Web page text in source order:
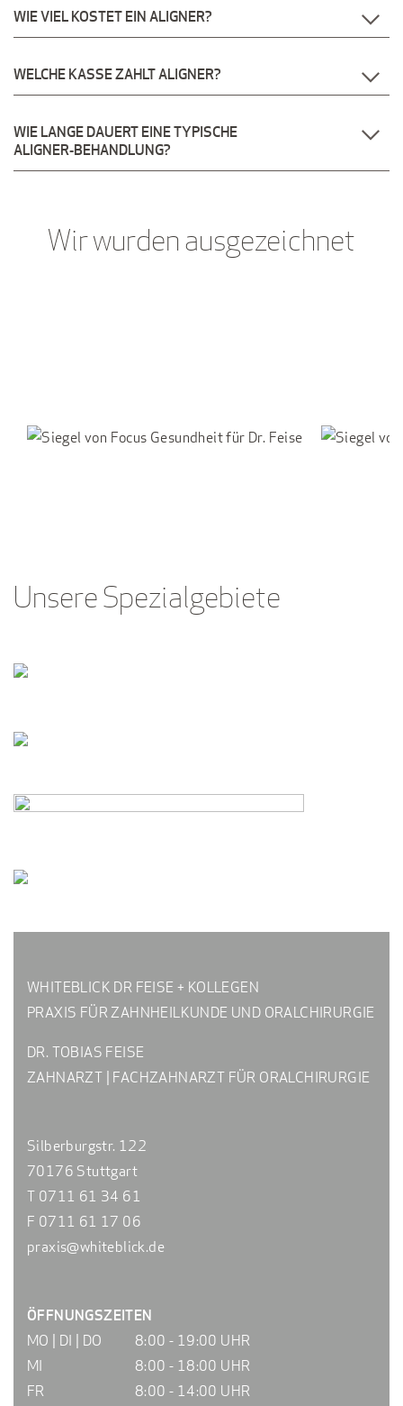
WIE VIEL KOSTET EIN ALIGNER?
WELCHE KASSE ZAHLT ALIGNER?
WIE LANGE DAUERT EINE TYPISCHE
ALIGNER‑BEHANDLUNG?
Wir wurden ausgezeichnet
Unsere Spezialgebiete
WHITEBLICK DR FEISE + KOLLEGEN
PRAXIS FÜR ZAHNHEILKUNDE UND ORALCHIRURGIE
DR. TOBIAS FEISE
ZAHNARZT | FACHZAHNARZT FÜR ORALCHIRURGIE
Silberburgstr. 122
70176 Stuttgart
T 0711 61 34 61
F 0711 61 17 06
praxis@whiteblick.de
ÖFFNUNGSZEITEN
MO | DI | DO
8:00 - 19:00 UHR
MI
8:00 - 18:00 UHR
FR
8:00 - 14:00 UHR